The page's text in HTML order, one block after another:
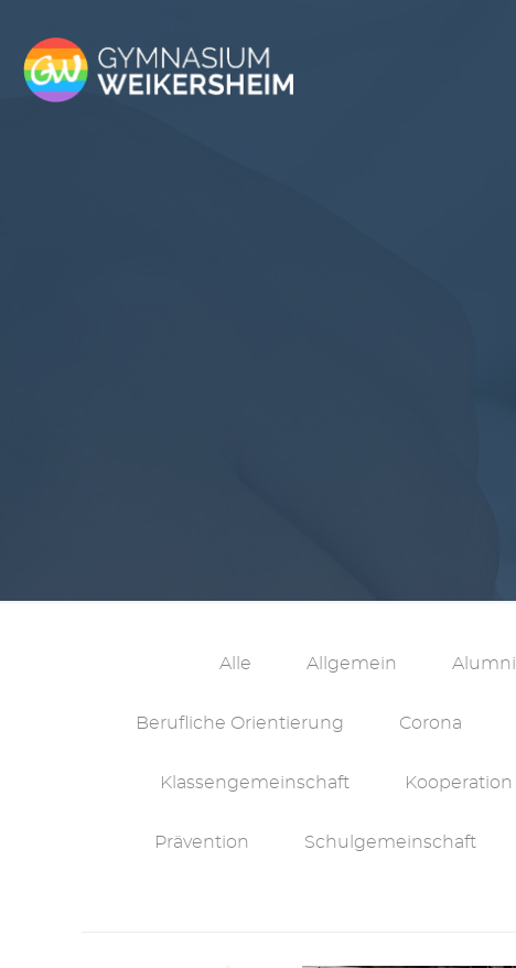
Alle Allgemein Alumni
Berufliche Orientierung Corona
Klassengemeinschaft Kooperation
Prävention Schulgemeinschaft